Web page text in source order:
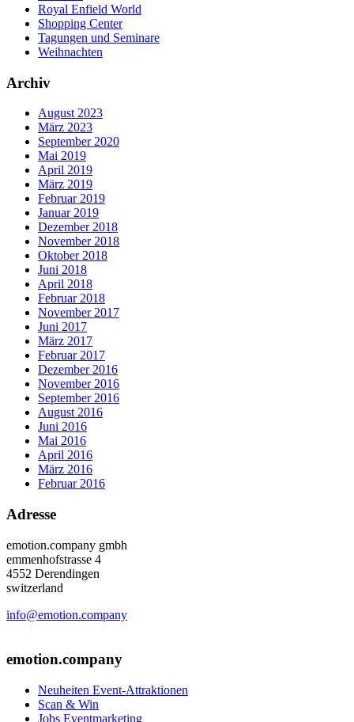
Royal Enfield World
Shopping Center
Tagungen und Seminare
Weihnachten
Archiv
August 2023
März 2023
September 2020
Mai 2019
April 2019
März 2019
Februar 2019
Januar 2019
Dezember 2018
November 2018
Oktober 2018
Juni 2018
April 2018
Februar 2018
November 2017
Juni 2017
März 2017
Februar 2017
Dezember 2016
November 2016
September 2016
August 2016
Juni 2016
Mai 2016
April 2016
März 2016
Februar 2016
Adresse
emotion.company gmbh
emmenhofstrasse 4
4552 Derendingen
switzerland
info@emotion.company
emotion.company
Neuheiten Event-Attraktionen
Scan & Win
Jobs Eventmarketing